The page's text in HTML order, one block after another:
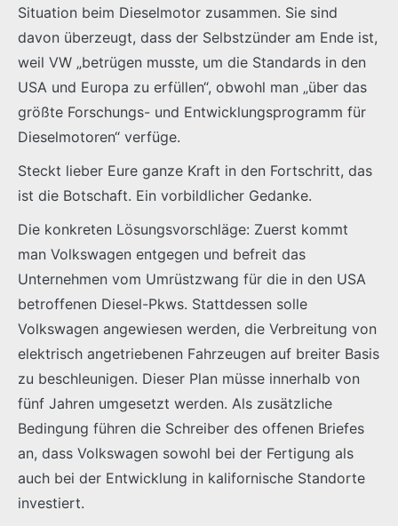
Situation beim Dieselmotor zusammen. Sie sind
davon überzeugt, dass der Selbstzünder am Ende ist,
weil VW „betrügen musste, um die Standards in den
USA und Europa zu erfüllen“, obwohl man „über das
größte Forschungs- und Entwicklungsprogramm für
Dieselmotoren“ verfüge.
Steckt lieber Eure ganze Kraft in den Fortschritt, das
ist die Botschaft. Ein vorbildlicher Gedanke.
Die konkreten Lösungsvorschläge: Zuerst kommt
man Volkswagen entgegen und befreit das
Unternehmen vom Umrüstzwang für die in den USA
betroffenen Diesel-Pkws. Stattdessen solle
Volkswagen angewiesen werden, die Verbreitung von
elektrisch angetriebenen Fahrzeugen auf breiter Basis
zu beschleunigen. Dieser Plan müsse innerhalb von
fünf Jahren umgesetzt werden. Als zusätzliche
Bedingung führen die Schreiber des offenen Briefes
an, dass Volkswagen sowohl bei der Fertigung als
auch bei der Entwicklung in kalifornische Standorte
investiert.